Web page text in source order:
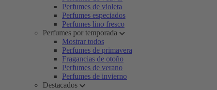
Perfumes de violeta
Perfumes especiados
Perfumes lino fresco
Perfumes por temporada
Mostrar todos
Perfumes de primavera
Fragancias de otoño
Perfumes de verano
Perfumes de invierno
Destacados